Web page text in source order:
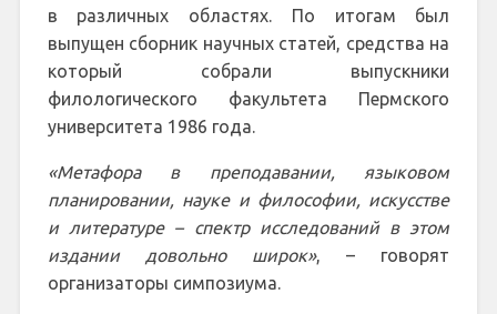
в различных областях. По итогам был
выпущен сборник научных статей, средства на
который собрали выпускники
филологического факультета Пермского
университета 1986 года.
«Метафора в преподавании, языковом
планировании, науке и философии, искусстве
и литературе – спектр исследований в этом
издании довольно широк», – говорят
организаторы симпозиума.